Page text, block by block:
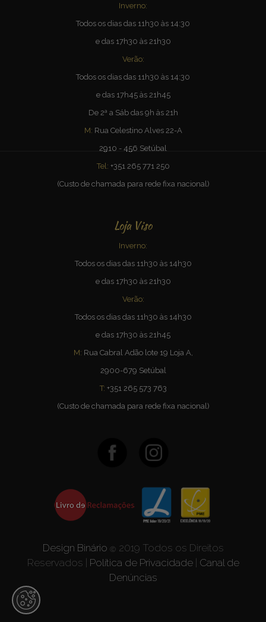
Inverno:
Todos os dias das 11h30 às 14:30
e das 17h30 às 21h30
Verão:
Todos os dias das 11h30 às 14:30
e das 17h45 às 21h45
De 2ª a Sáb das 9h às 21h
M: Rua Celestino Alves 22-A
2910 - 456 Setúbal
Tel: +351 265 771 250
(Custo de chamada para rede fixa nacional)
Loja Viso
Inverno:
Todos os dias das 11h30 às 14h30
e das 17h30 às 21h30
Verão:
Todos os dias das 11h30 às 14h30
e das 17h30 às 21h45
M: Rua Cabral Adão lote 19 Loja A,
2900-679 Setúbal
T: +351 265 573 763
(Custo de chamada para rede fixa nacional)
Design Binário Ⓒ 2019 Todos os Direitos
Reservados | Política de Privacidade| Canal de
Denúncias